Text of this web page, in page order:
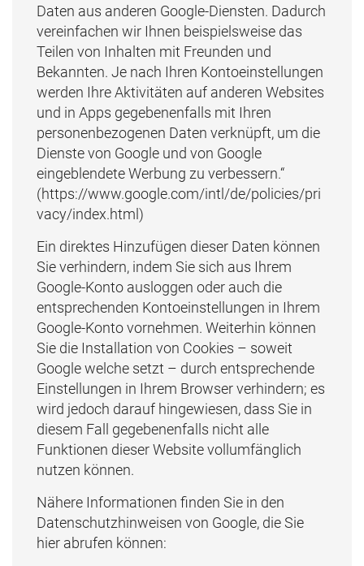
Daten aus anderen Google-Diensten. Dadurch
vereinfachen wir Ihnen beispielsweise das
Teilen von Inhalten mit Freunden und
Bekannten. Je nach Ihren Kontoeinstellungen
werden Ihre Aktivitäten auf anderen Websites
und in Apps gegebenenfalls mit Ihren
personenbezogenen Daten verknüpft, um die
Dienste von Google und von Google
eingeblendete Werbung zu verbessern.“
(https://www.google.com/intl/de/policies/pri
vacy/index.html)
Ein direktes Hinzufügen dieser Daten können
Sie verhindern, indem Sie sich aus Ihrem
Google-Konto ausloggen oder auch die
entsprechenden Kontoeinstellungen in Ihrem
Google-Konto vornehmen. Weiterhin können
Sie die Installation von Cookies – soweit
Google welche setzt – durch entsprechende
Einstellungen in Ihrem Browser verhindern; es
wird jedoch darauf hingewiesen, dass Sie in
diesem Fall gegebenenfalls nicht alle
Funktionen dieser Website vollumfänglich
nutzen können.
Nähere Informationen finden Sie in den
Datenschutzhinweisen von Google, die Sie
hier abrufen können: